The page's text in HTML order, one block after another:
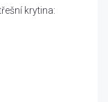
krytina: